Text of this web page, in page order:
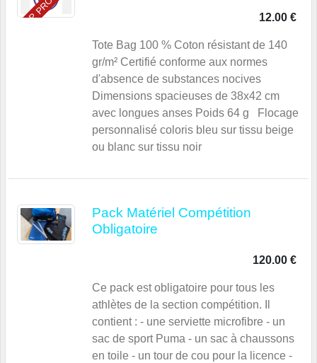
12.00 €
Tote Bag 100 % Coton résistant de 140
gr/m² Certifié conforme aux normes
d'absence de substances nocives
Dimensions spacieuses de 38x42 cm
avec longues anses Poids 64 g Flocage
personnalisé coloris bleu sur tissu beige
ou blanc sur tissu noir
Pack Matériel Compétition
Obligatoire
120.00 €
Ce pack est obligatoire pour tous les
athlètes de la section compétition. Il
contient : - une serviette microfibre - un
sac de sport Puma - un sac à chaussons
en toile - un tour de cou pour la licence -